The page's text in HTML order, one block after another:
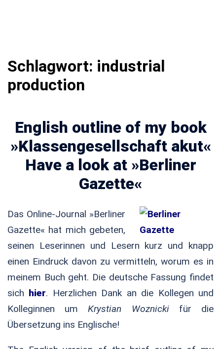
Schlagwort: industrial
production
English outline of my book
»Klassengesellschaft akut«
Have a look at »Berliner
Gazette«
Das Online-Journal »Berliner
Gazette« hat mich gebeten,
seinen Leserinnen und Lesern kurz und knapp
einen Eindruck davon zu vermitteln, worum es in
meinem Buch geht. Die deutsche Fassung findet
sich hier. Herzlichen Dank an die Kollegen und
Kolleginnen um
Krystian Woznicki
für die
Übersetzung ins Englische!